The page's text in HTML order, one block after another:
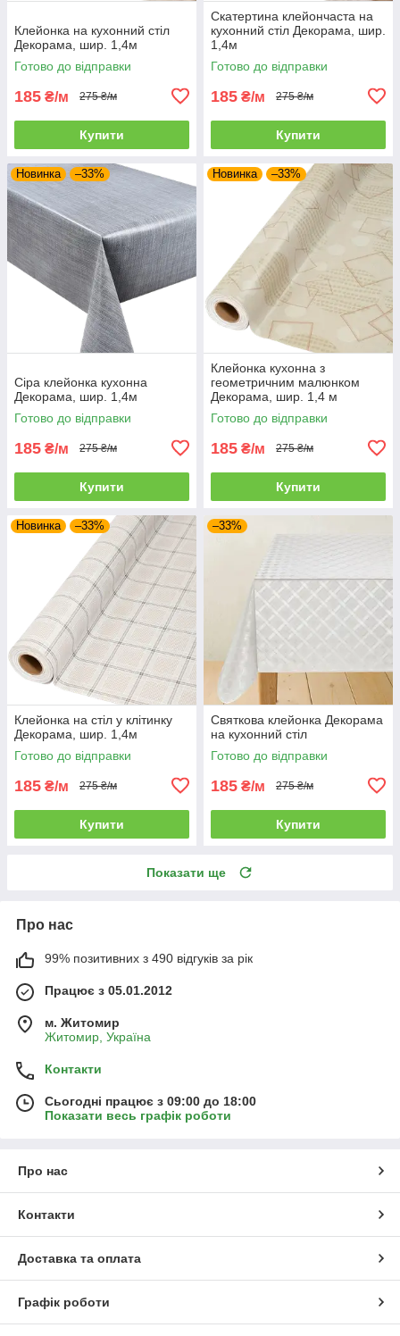
Клейонка на кухонний стіл
Декорама, шир. 1,4м
Готово до відправки
185 ₴/м 275 ₴/м
Купити
Скатертина клейончаста на
кухонний стіл Декорама, шир.
1,4м
Готово до відправки
185 ₴/м 275 ₴/м
Купити
Новинка –33%
Сіра клейонка кухонна
Декорама, шир. 1,4м
Готово до відправки
185 ₴/м 275 ₴/м
Купити
Новинка –33%
Клейонка кухонна з
геометричним малюнком
Декорама, шир. 1,4 м
Готово до відправки
185 ₴/м 275 ₴/м
Купити
Новинка –33%
Клейонка на стіл у клітинку
Декорама, шир. 1,4м
Готово до відправки
185 ₴/м 275 ₴/м
Купити
–33%
Святкова клейонка Декорама
на кухонний стіл
Готово до відправки
185 ₴/м 275 ₴/м
Купити
Показати ще
Про нас
99% позитивних з 490 відгуків за рік
Працює з 05.01.2012
м. Житомир
Житомир, Україна
Контакти
Сьогодні працює з 09:00 до 18:00
Показати весь графік роботи
Про нас
Контакти
Доставка та оплата
Графік роботи